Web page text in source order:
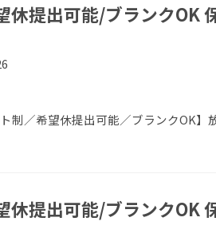
提出可能/ブランクOK
制／希望休提出可能／ブランクOK
提出可能/ブランクOK